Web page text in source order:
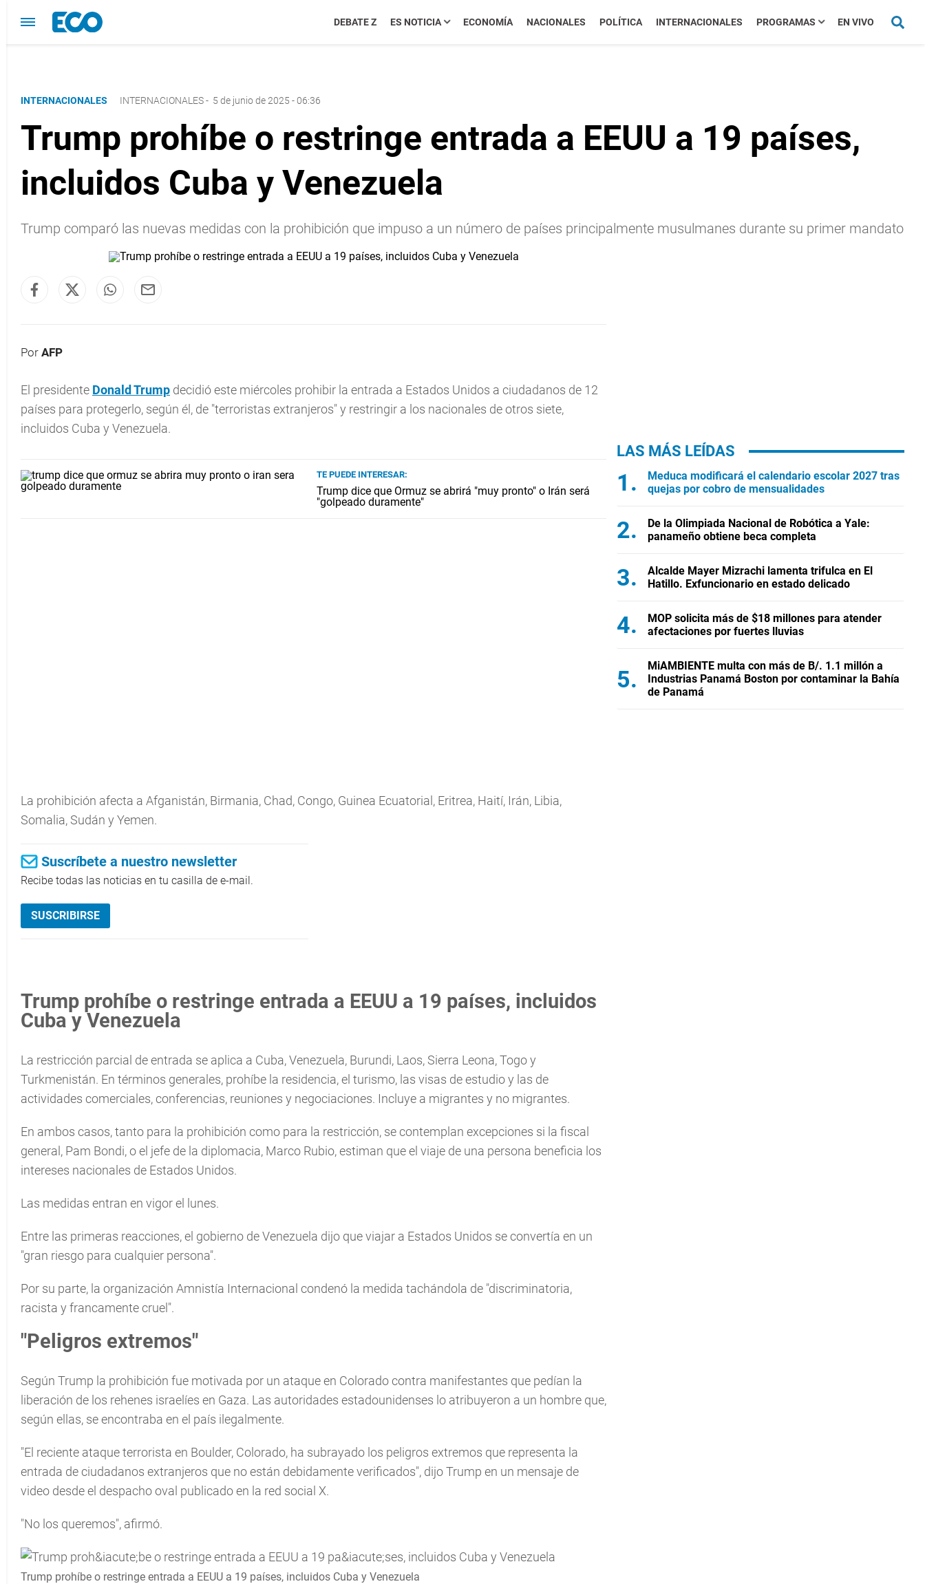
DEBATE Z ES NOTICIA ECONOMÍA NACIONALES POLÍTICA INTERNACIONALES PROGRAMAS EN VIVO
INTERNACIONALES INTERNACIONALES- 5 de junio de 2025 - 06:36
Trump prohíbe o restringe entrada a EEUU a 19 países,
incluidos Cuba y Venezuela
Trump comparó las nuevas medidas con la prohibición que impuso a un número de países principalmente musulmanes durante su primer mandato
Por AFP
El presidente Donald Trump decidió este miércoles prohibir la entrada a Estados Unidos a ciudadanos de 12
países para protegerlo, según él, de "terroristas extranjeros" y restringir a los nacionales de otros siete,
incluidos Cuba y Venezuela.
TE PUEDE INTERESAR:
Trump dice que Ormuz se abrirá "muy pronto" o Irán será
"golpeado duramente"
La prohibición afecta a Afganistán, Birmania, Chad, Congo, Guinea Ecuatorial, Eritrea, Haití, Irán, Libia,
Somalia, Sudán y Yemen.
Suscríbete a nuestro newsletter
Recibe todas las noticias en tu casilla de e-mail.
SUSCRIBIRSE
Trump prohíbe o restringe entrada a EEUU a 19 países, incluidos
Cuba y Venezuela
La restricción parcial de entrada se aplica a Cuba, Venezuela, Burundi, Laos, Sierra Leona, Togo y
Turkmenistán. En términos generales, prohíbe la residencia, el turismo, las visas de estudio y las de
actividades comerciales, conferencias, reuniones y negociaciones. Incluye a migrantes y no migrantes.
En ambos casos, tanto para la prohibición como para la restricción, se contemplan excepciones si la fiscal
general, Pam Bondi, o el jefe de la diplomacia, Marco Rubio, estiman que el viaje de una persona beneficia los
intereses nacionales de Estados Unidos.
Las medidas entran en vigor el lunes.
Entre las primeras reacciones, el gobierno de Venezuela dijo que viajar a Estados Unidos se convertía en un
"gran riesgo para cualquier persona".
Por su parte, la organización Amnistía Internacional condenó la medida tachándola de "discriminatoria,
racista y francamente cruel".
"Peligros extremos"
Según Trump la prohibición fue motivada por un ataque en Colorado contra manifestantes que pedían la
liberación de los rehenes israelíes en Gaza. Las autoridades estadounidenses lo atribuyeron a un hombre que,
según ellas, se encontraba en el país ilegalmente.
"El reciente ataque terrorista en Boulder, Colorado, ha subrayado los peligros extremos que representa la
entrada de ciudadanos extranjeros que no están debidamente verificados", dijo Trump en un mensaje de
video desde el despacho oval publicado en la red social X.
"No los queremos", afirmó.
Trump prohíbe o restringe entrada a EEUU a 19 países, incluidos Cuba y Venezuela
LAS MÁS LEÍDAS
Meduca modificará el calendario escolar 2027 tras
quejas por cobro de mensualidades
De la Olimpiada Nacional de Robótica a Yale:
panameño obtiene beca completa
Alcalde Mayer Mizrachi lamenta trifulca en El
Hatillo. Exfuncionario en estado delicado
MOP solicita más de $18 millones para atender
afectaciones por fuertes lluvias
MiAMBIENTE multa con más de B/. 1.1 millón a
Industrias Panamá Boston por contaminar la Bahía
de Panamá